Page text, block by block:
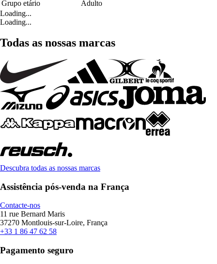
Grupo etário
Adulto
Loading...
Loading...
Todas as nossas marcas
Descubra todas as nossas marcas
Assistência pós-venda na França
Contacte-nos
11 rue Bernard Maris
37270 Montlouis-sur-Loire, França
+33 1 86 47 62 58
Pagamento seguro